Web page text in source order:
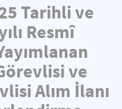
Tarihli ve
Resmî
ve
Alım İlanı